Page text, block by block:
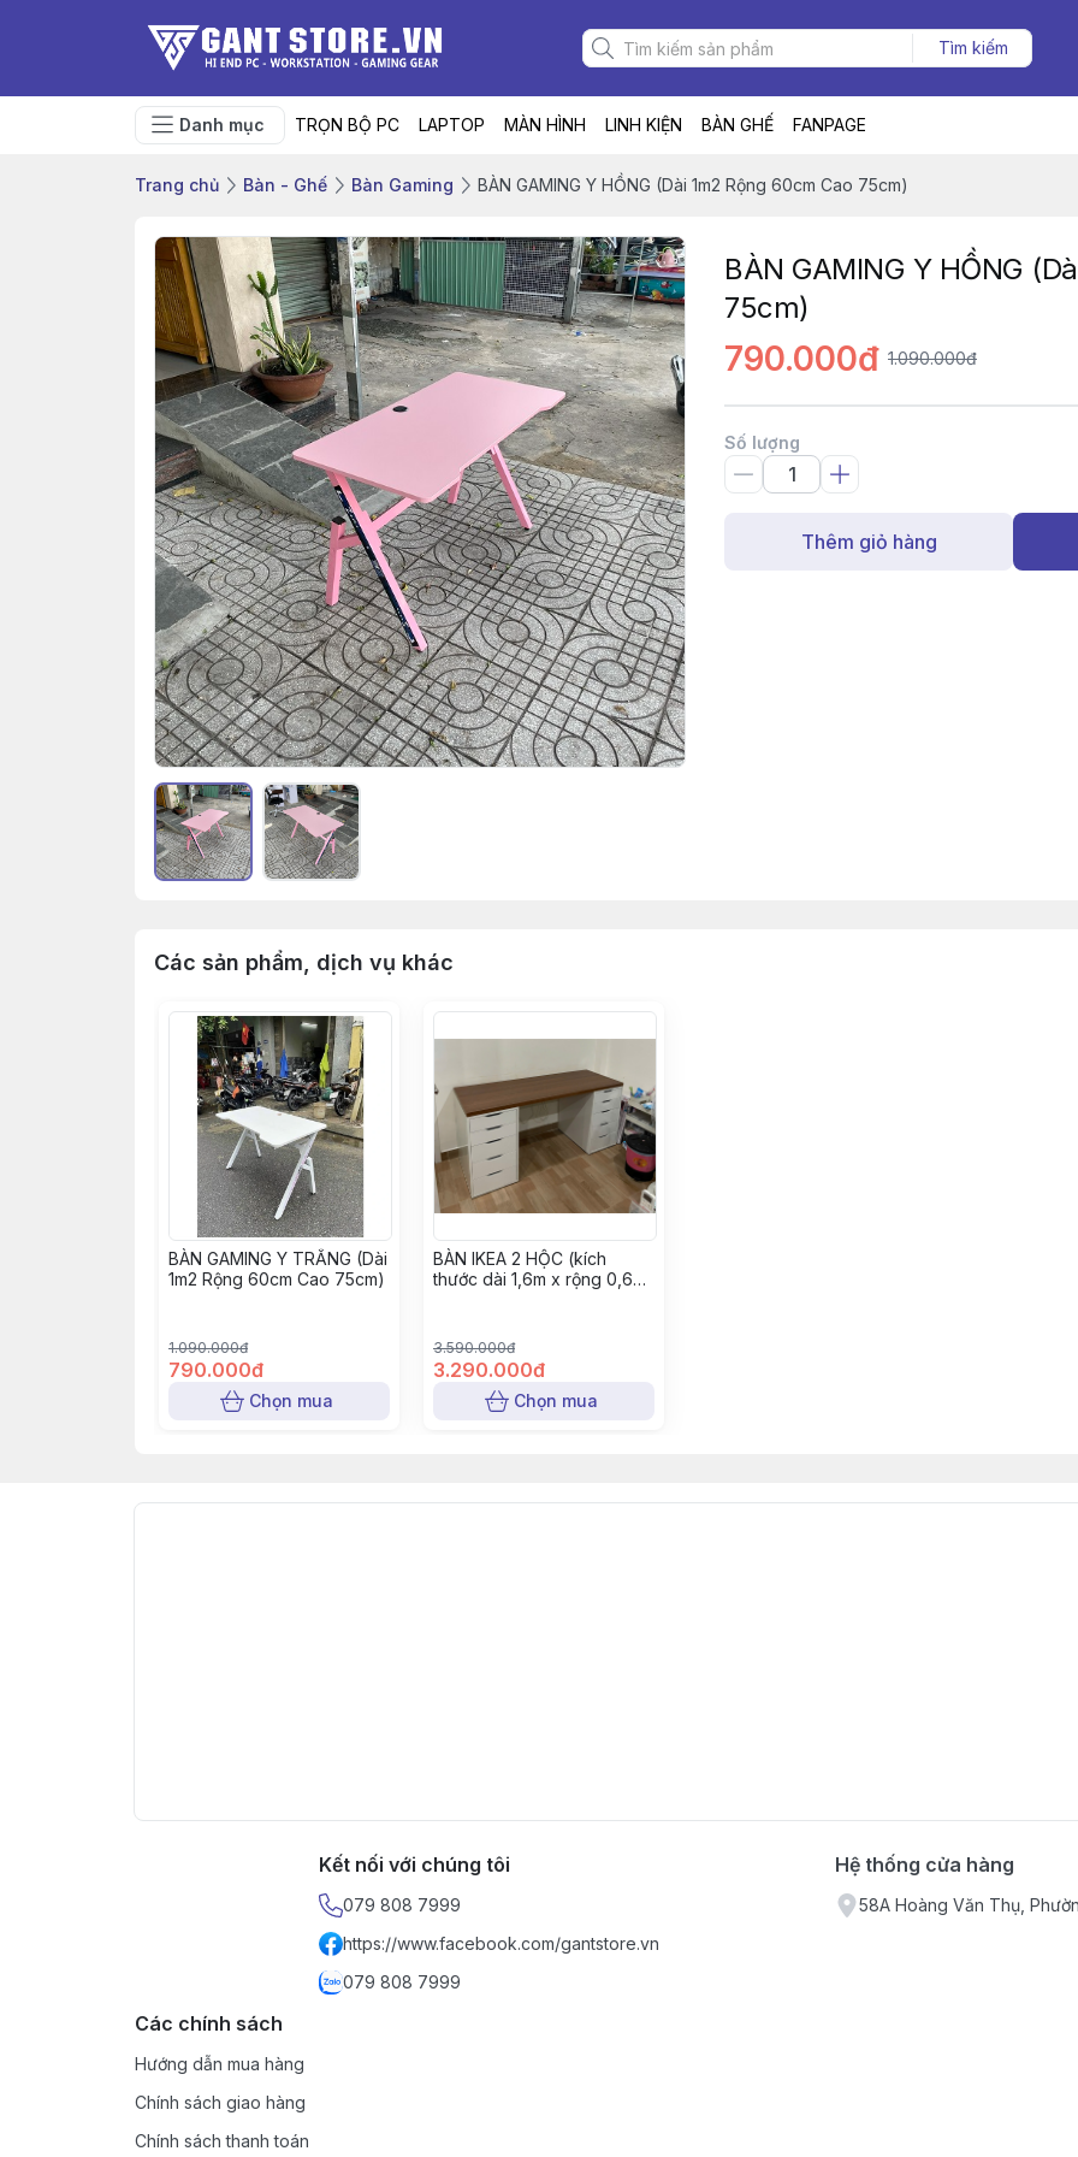
Tìm kiếm
Danh mục TRỌN BỘ PC LAPTOP MÀN HÌNH LINH KIỆN BÀN GHẾ FANPAGE
Trang chủ Bàn - Ghế Bàn Gaming BÀN GAMING Y HỒNG (Dài 1m2 Rộng 60cm Cao 75cm)
BÀN GAMING Y HỒNG
75cm)
790.000đ 1.090.000đ
Số lượng
Thêm giỏ hàng
Các sản phẩm, dịch vụ khác
BÀN GAMING Y TRẮNG (Dài
1m2 Rộng 60cm Cao 75cm)
1.090.000đ
790.000đ
Chọn mua
BÀN IKEA 2 HỘC (kích
thước dài 1,6m x rộng 0,6m
3.590.000đ
3.290.000đ
Chọn mua
Kết nối với chúng tôi
079 808 7999
https://www.facebook.com/gantstore.vn
079 808 7999
Hệ thống cửa hàng
58A Hoàng Văn Thụ,
Các chính sách
Hướng dẫn mua hàng
Chính sách giao hàng
Chính sách thanh toán